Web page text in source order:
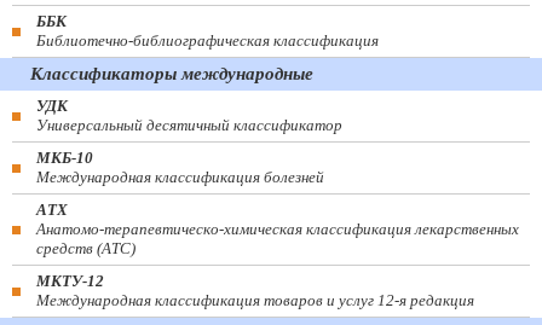
ББК
Библиотечно-библиографическая классификация
Классификаторы международные
УДК
Универсальный десятичный классификатор
МКБ-10
Международная классификация болезней
АТХ
Анатомо-терапевтическо-химическая классификация лекарственных
средств (ATC)
МКТУ-12
Международная классификация товаров и услуг 12-я редакция